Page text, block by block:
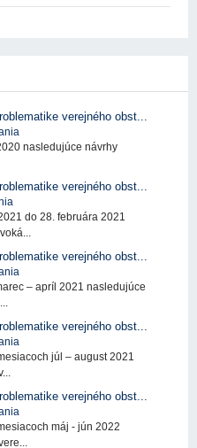
verejného obst...
nasledujúce návrhy
verejného obst...
do 28. februára 2021
verejného obst...
– apríl 2021 nasledujúce
verejného obst...
júl – august 2021
verejného obst...
máj - jún 2022